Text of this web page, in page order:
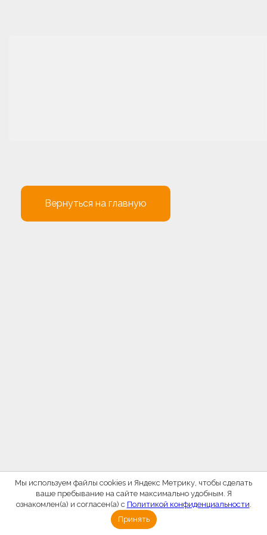
Мы используем файлы cookies и Яндекс Метрику, чтобы сделать
ваше пребывание на сайте максимально удобным. Я
ознакомлен(а) и согласен(а) с Политикой конфиденциальности.
Принять
Вернуться на главную